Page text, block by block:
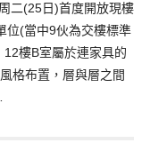
二(25日)首度開放現樓
位(當中9伙為交樓標準
樓B室屬於連家具的
格布置，層與層之間